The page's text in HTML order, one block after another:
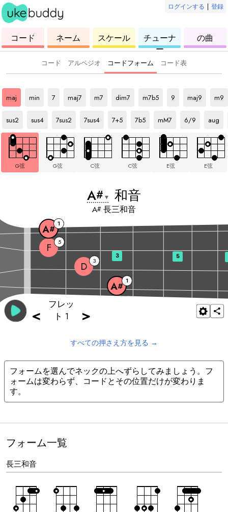
ログインする | 登録
ク
レ
コード
コ
ー
ド
ネーム
ウ
ク
レ
レ
スケール
ク
レ
レ
チューナ
ー
ク
レ
の曲
コード アルペジオ コードフォーム コード表
maj
min
7
maj7
m7
dim7
m7b5
9
maj9
m9
A#
sus2
和音
sus4
7sus2
7sus4
7+5
7b5
mM7
6/9
aug
G弦 G弦 C弦 C弦 E弦 E弦
A# ▾ 和音
A# 長三和音
<
フレッ
ト 1
>
A# 1
D 3
F 5
A# 1
3 5
すべての押さえ方を見る →
フォームを選んでネックの上へずらしてみましょう。フ
ォームは変わらず、コードとその位置だけが変わりま
す。
フォーム一覧
長三和音